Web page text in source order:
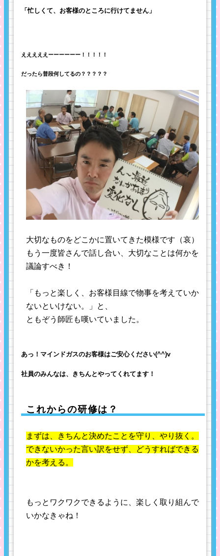
「忙しくて、お客様のところに行けてません」
えええええーーーーーー！！！！！
だったら普段何してるの？？？？？
大切なものをどこかに置いてきた模様です（哀）
もう一度皆さんで話し合い、大切なことは何かを
議論すべき！
「もっと楽しく、お客様目線で物事を考えていか
ないといけない。」と、
ともぞう師匠も嘆いていました。
あっ！マインドガスのお客様はご安心ください(^^)v
社員のみんなは、きちんとやってくれてます！
これからの研修は？
まずは、きちんと決めたことを守り、やり抜く。
できないかった言い訳をせず、どうすればできる
かを考える。
もっとワクワクできるように、楽しく取り組んで
いかなきゃね！